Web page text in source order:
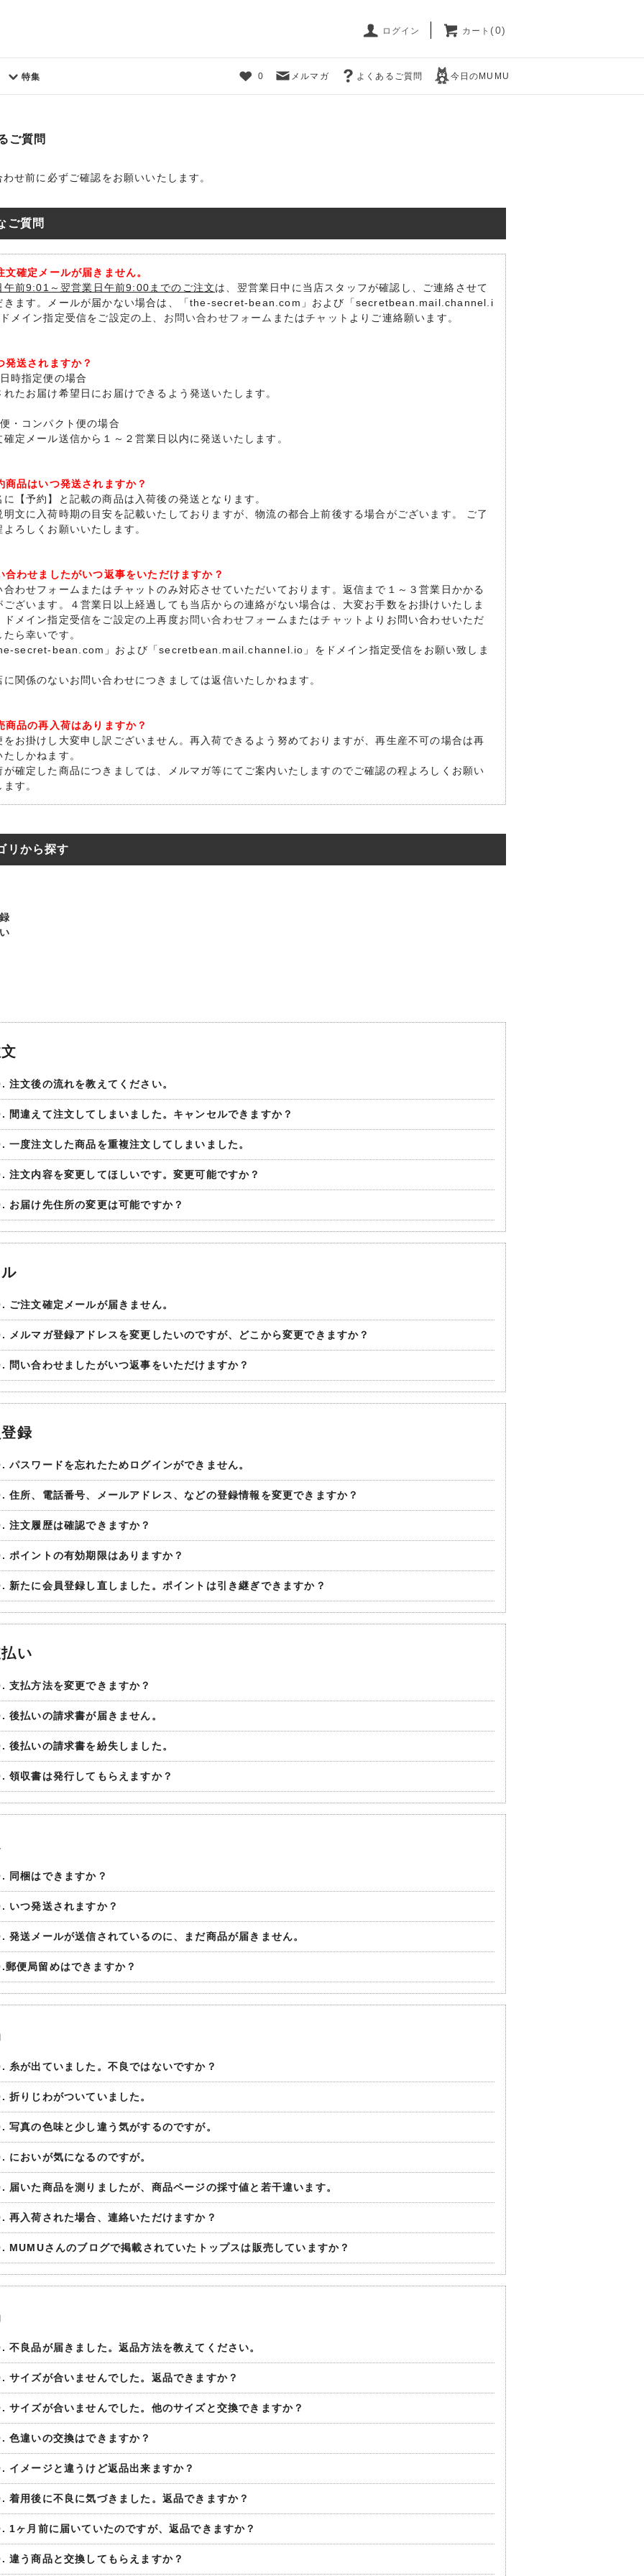
ログイン カート (0)
特集 0 メルマガ よくあるご質問 今日のMUMU
ご質問
せ前に必ずご確認をお願いいたします。
ご質問
文確定メールが届きません。
午前9:01～翌営業日午前9:00までのご注文は、翌営業日中に当店スタッフが確認し、ご連絡させて
きます。メールが届かない場合は、「the-secret-bean.com」および「secretbean.mail.channel.i
メイン指定受信をご設定の上、 お問い合わせフォーム またはチャット よりご連絡願います。
発送されますか？
時指定便の場合
れたお届け希望日にお届けできるよう発送いたします。
・コンパクト便の場合
確定メール送信から１～２営業日以内に発送いたします。
商品はいつ発送されますか？
に【予約】と記載の商品は入荷後の発送となります。
明文に入荷時期の目安を記載いたしておりますが、物流の都合上前後する場合がございます。 ご了
よろしくお願いいたします。
合わせましたがいつ返事をいただけますか？
合わせフォームまたはチャットのみ対応させていただいております。返信まで１～３営業日かかる
ございます。４営業日以上経過しても当店からの連絡がない場合は、大変お手数をお掛けいたしま
ドメイン指定受信をご設定の上再度お問い合わせフォーム またはチャット よりお問い合わせいただ
ら幸いです。
secret-bean.com」および「secretbean.mail.channel.io」をドメイン指定受信をお願い致しま
関係のないお問い合わせにつきましては返信いたしかねます。
商品の再入荷はありますか？
をお掛けし大変申し訳ございません。再入荷できるよう努めておりますが、再生産不可の場合は再
しかねます。
が確定した商品につきましては、メルマガ等にてご案内いたしますのでご確認の程よろしくお願い
す。
リから探す
注文後の流れを教えてください。
間違えて注文してしまいました。キャンセルできますか？
一度注文した商品を重複注文してしまいました。
注文内容を変更してほしいです。変更可能ですか？
お届け先住所の変更は可能ですか？
ご注文確定メールが届きません。
メルマガ登録アドレスを変更したいのですが、どこから変更できますか？
問い合わせましたがいつ返事をいただけますか？
録
パスワードを忘れたためログインができません。
住所、電話番号、メールアドレス、などの登録情報を変更できますか？
注文履歴は確認できますか？
ポイントの有効期限はありますか？
新たに会員登録し直しました。ポイントは引き継ぎできますか？
い
支払方法を変更できますか？
後払いの請求書が届きません。
後払いの請求書を紛失しました。
領収書は発行してもらえますか？
同梱はできますか？
いつ発送されますか？
発送メールが送信されているのに、まだ商品が届きません。
郵便局留めはできますか？
糸が出ていました。不良ではないですか？
折りじわがついていました。
写真の色味と少し違う気がするのですが。
においが気になるのですが。
届いた商品を測りましたが、商品ページの採寸値と若干違います。
再入荷された場合、連絡いただけますか？
MUMUさんのブログで掲載されていたトップスは販売していますか？
不良品が届きました。返品方法を教えてください。
サイズが合いませんでした。返品できますか？
サイズが合いませんでした。他のサイズと交換できますか？
色違いの交換はできますか？
イメージと違うけど返品出来ますか？
着用後に不良に気づきました。返品できますか？
1ヶ月前に届いていたのですが、返品できますか？
違う商品と交換してもらえますか？